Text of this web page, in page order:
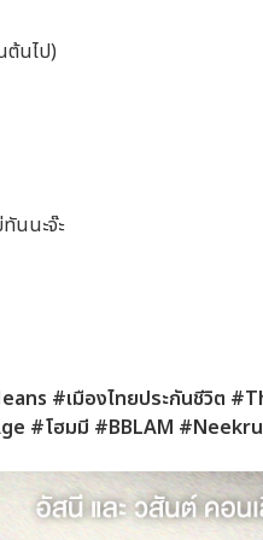
ต้นไป)
ทันนะจ๊ะ
#เมืองไทยประกันชีวิต
#โฮมมี #BBLAM